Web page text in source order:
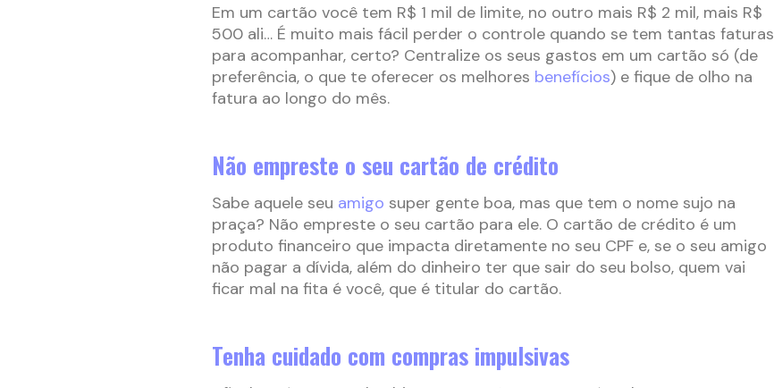
Em um cartão você tem R$ 1 mil de limite, no outro mais R$ 2 mil, mais R$
500 ali… É muito mais fácil perder o controle quando se tem tantas faturas
para acompanhar, certo? Centralize os seus gastos em um cartão só (de
preferência, o que te oferecer os melhores benefícios) e fique de olho na
fatura ao longo do mês.
Não empreste o seu cartão de crédito
Sabe aquele seu amigo super gente boa, mas que tem o nome sujo na
praça? Não empreste o seu cartão para ele. O cartão de crédito é um
produto financeiro que impacta diretamente no seu CPF e, se o seu amigo
não pagar a dívida, além do dinheiro ter que sair do seu bolso, quem vai
ficar mal na fita é você, que é titular do cartão.
Tenha cuidado com compras impulsivas